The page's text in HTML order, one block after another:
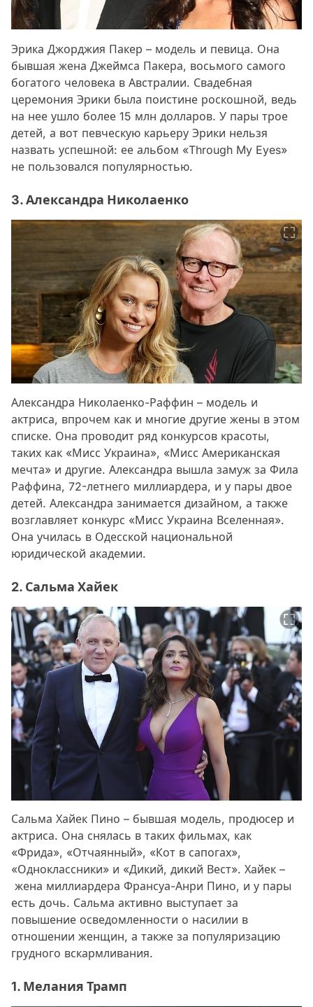
Эрика Джорджия Пакер – модель и певица. Она
бывшая жена Джеймса Пакера, восьмого самого
богатого человека в Австралии. Свадебная
церемония Эрики была поистине роскошной, ведь
на нее ушло более 15 млн долларов. У пары трое
детей, а вот певческую карьеру Эрики нельзя
назвать успешной: ее альбом «Through My Eyes»
не пользовался популярностью.
3. Александра Николаенко
Александра Николаенко-Раффин – модель и
актриса, впрочем как и многие другие жены в этом
списке. Она проводит ряд конкурсов красоты,
таких как «Мисс Украина», «Мисс Американская
мечта» и другие. Александра вышла замуж за Фила
Раффина, 72-летнего миллиардера, и у пары двое
детей. Александра занимается дизайном, а также
возглавляет конкурс «Мисс Украина Вселенная».
Она училась в Одесской национальной
юридической академии.
2. Сальма Хайек
Сальма Хайек Пино – бывшая модель, продюсер и
актриса. Она снялась в таких фильмах, как
«Фрида», «Отчаянный», «Кот в сапогах»,
«Одноклассники» и «Дикий, дикий Вест». Хайек –
жена миллиардера Франсуа-Анри Пино, и у пары
есть дочь. Сальма активно выступает за
повышение осведомленности о насилии в
отношении женщин, а также за популяризацию
грудного вскармливания.
1. Мелания Трамп